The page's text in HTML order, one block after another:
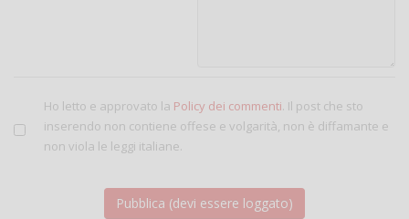
Ho letto e approvato la Policy dei commenti. Il post che sto
inserendo non contiene offese e volgarità, non è diffamante e
non viola le leggi italiane.